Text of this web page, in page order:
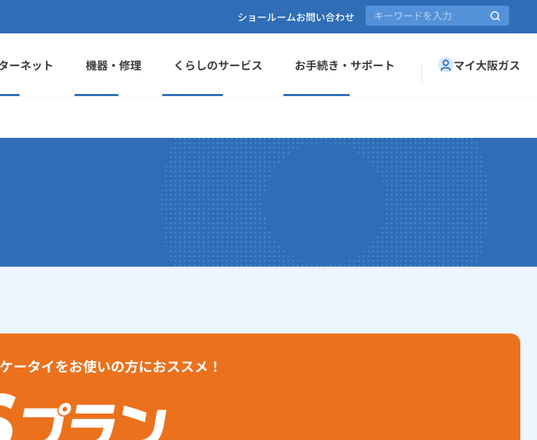
ーネット 機器・修理 くらしのサービス お手続き・サポート マイ大阪ガス
ショールームお問い合わせ
ータイをお使いの方におススメ！